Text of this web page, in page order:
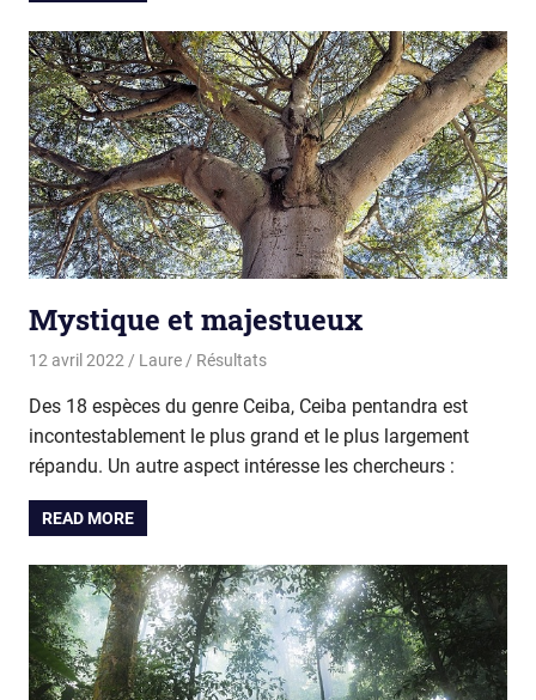
Mystique et majestueux
12 avril 2022 Laure Résultats
Des 18 espèces du genre Ceiba, Ceiba pentandra est
incontestablement le plus grand et le plus largement
répandu. Un autre aspect intéresse les chercheurs :
READ MORE